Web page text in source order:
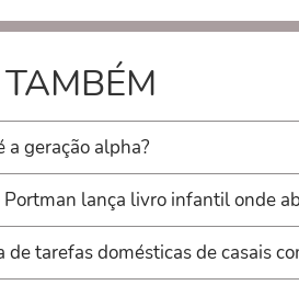
a geração alpha?
lança livro infantil onde
de tarefas domésticas de casais